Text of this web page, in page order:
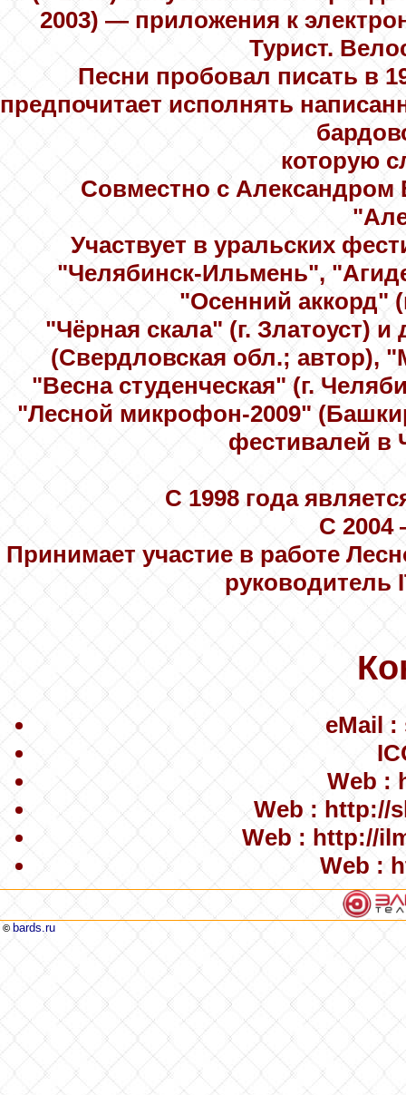
2003) — приложения к
Турист.
Песни пробовал писать в
предпочитает исполнять
которую
Совместно с Александром
Участвует в уральских
"Челябинск-Ильмень",
"Осенний аккорд"
"Чёрная скала" (г. Златоуст)
(Свердловская обл.; автор),
"Весна студенческая" (г.
"Лесной микрофон-2009"
фестивалей в
С 1998 года
С
Принимает участие в работе
руководитель
eMail :
Web :
Web: http://
Web : http://
Web :
© bards.ru